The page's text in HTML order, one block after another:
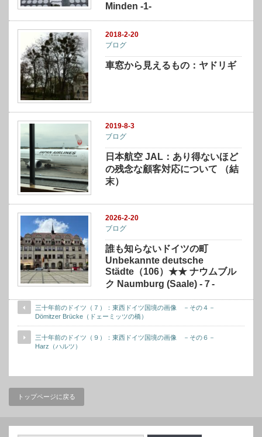
Minden -1-
2018-2-20
ブログ
車窓から見えるもの：ヤドリギ
2019-8-3
ブログ
日本航空 JAL：あり得ないほど
の残念な顧客対応について （結
末）
2026-2-20
ブログ
誰も知らないドイツの町
Unbekannte deutsche
Städte（106）★★ ナウムブル
ク Naumburg (Saale) -７-
三十年前のドイツ（７）：東西ドイツ国境の画像 －その４－
Dömitzer Brücke（ドェーミッツの橋）
三十年前のドイツ（９）：東西ドイツ国境の画像 －その６－
Harz（ハルツ）
トップページに戻る